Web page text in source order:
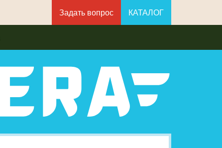
Задать вопрос КАТАЛОГ